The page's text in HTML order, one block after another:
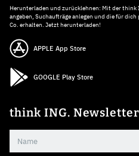
Herunterladen und zurücklehnen: Mit der think
angeben, Suchaufträge anlegen und die für
Co. erhalten. Jetzt herunterladen!
APPLE App Store
GOOGLE Play Store
think ING. Newsletter